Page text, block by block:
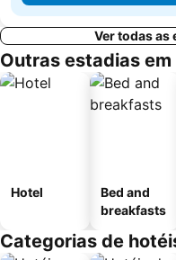
Ver todas as
Outras estadias
Hotel
Bed and
breakfasts
Categorias de